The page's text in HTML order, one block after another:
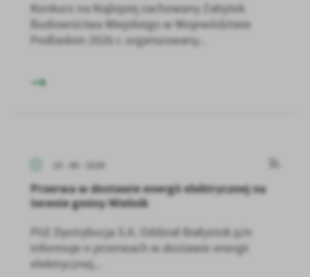
Konkurs na Najlepiej zachowany Zabytek
Budownictwa Wiejskiego w Województwie
Podlaskim 2026 r. organizowany...
10 - 06 - 2026
Przerwa w dostawie energii elektrycznej na
terenie gminy Mielnik
PGE Dystrybucja S.A. Oddział Białystok p/n
informuje o przerwach w dostawie energii
elektrycznej...